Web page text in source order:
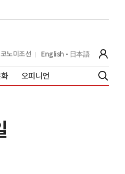
노미조선 English 日本語
오피니언